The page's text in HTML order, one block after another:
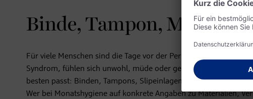
Binde, Tampon,
Für viele Menschen sind die Tage vor der Periode
Syndrom, fühlen sich unwohl, müde oder gereizter als sonst.
besten passt: Binden, Tampons, Slipeinlagen,
Wer bei Monatshygiene auf konkrete Angaben zu Materialien,